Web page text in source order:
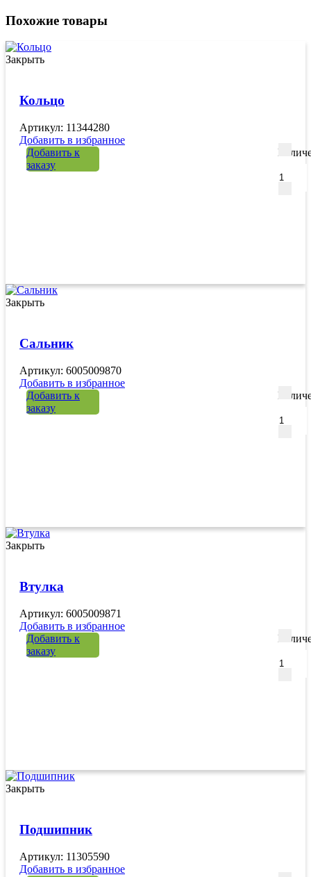
Похожие товары
Закрыть
Кольцо
Артикул: 11344280
Добавить в избранное
Добавить к
заказу
Закрыть
Сальник
Артикул: 6005009870
Добавить в избранное
Добавить к
заказу
Закрыть
Втулка
Артикул: 6005009871
Добавить в избранное
Добавить к
заказу
Закрыть
Подшипник
Артикул: 11305590
Добавить в избранное